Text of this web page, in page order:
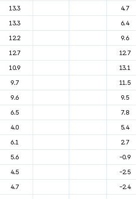
13.3
4.7
13.3
6.4
12.2
9.6
12.7
12.7
10.9
13.1
9.7
11.5
9.6
9.5
6.5
7.8
4.0
5.4
6.1
2.7
5.6
-0.9
4.5
-2.5
4.7
-2.4